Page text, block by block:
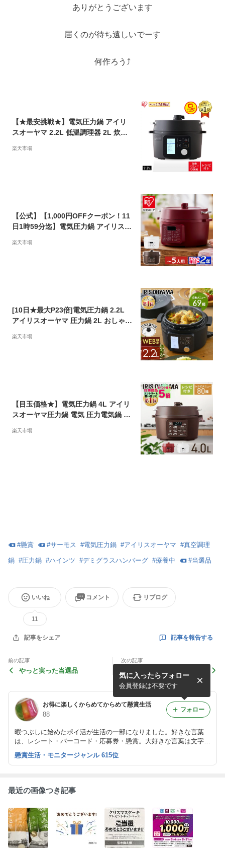
ありがとうございます
届くのが待ち遠しいでーす
何作ろう⤴︎
【★最安挑戦★】電気圧力鍋 アイリ
スオーヤマ 2.2L 低温調理器 2L 炊飯
2-B 低温調理 手軽 簡単 使いやすい 料
楽天市場
【公式】【1,000円OFFクーポン！11
日1時59分迄】電気圧力鍋 アイリスオ
ピブック付き 大容量 保温 時短 タイマ
楽天市場
[10日★最大P23倍]電気圧力鍋 2.2L
アイリスオーヤマ 圧力鍋 2L おしゃれ
短 簡単 安全 保温 電気鍋 グリルなべ
楽天市場
【目玉価格★】電気圧力鍋 4L アイリ
スオーヤマ圧力鍋 電気 圧力電気鍋 圧
短 簡単操作 保温 大容量 時短 グリル
楽天市場
#懸賞 #サーモス #電気圧力鍋 #アイリスオーヤマ #真空調理
鍋 #圧力鍋 #ハインツ #デミグラスハンバーグ #療養中 #当選品
いいね
11
コメント リブログ
記事をシェア 記事を報告する
前の記事
やっと実った当選品
次の記事
本の懸賞あれこれ 締切間
近！ディズニーあり！！
お得に楽しくからめてからめて懸賞生活
88
暇つぶしに始めたポイ活が生活の一部になりました。好きな言葉
は、レシート・バーコード・応募券・懸賞。大好きな言葉は文字は
当選です！
気に入ったらフォロー
会員登録は不要です
フォロー
懸賞生活・モニタージャンル 615位
最近の画像つき記事